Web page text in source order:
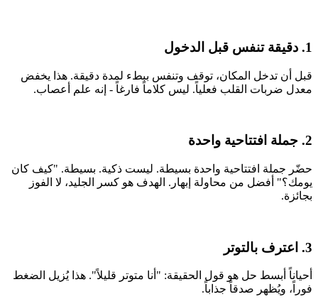
1. دقيقة تنفس قبل الدخول
قبل أن تدخل المكان، توقف وتنفس ببطء لمدة دقيقة. هذا يخفض
معدل ضربات القلب فعلياً. ليس كلاماً فارغاً - إنه علم أعصاب.
2. جملة افتتاحية واحدة
حضّر جملة افتتاحية واحدة بسيطة. ليست ذكية. بسيطة. "كيف كان
يومك؟" أفضل من محاولة إبهار. الهدف هو كسر الجليد، لا الفوز
بجائزة.
3. اعترف بالتوتر
أحياناً أبسط حل هو قول الحقيقة: "أنا متوتر قليلاً". هذا يُزيل الضغط
فوراً، ويُظهر صدقاً جذاباً.